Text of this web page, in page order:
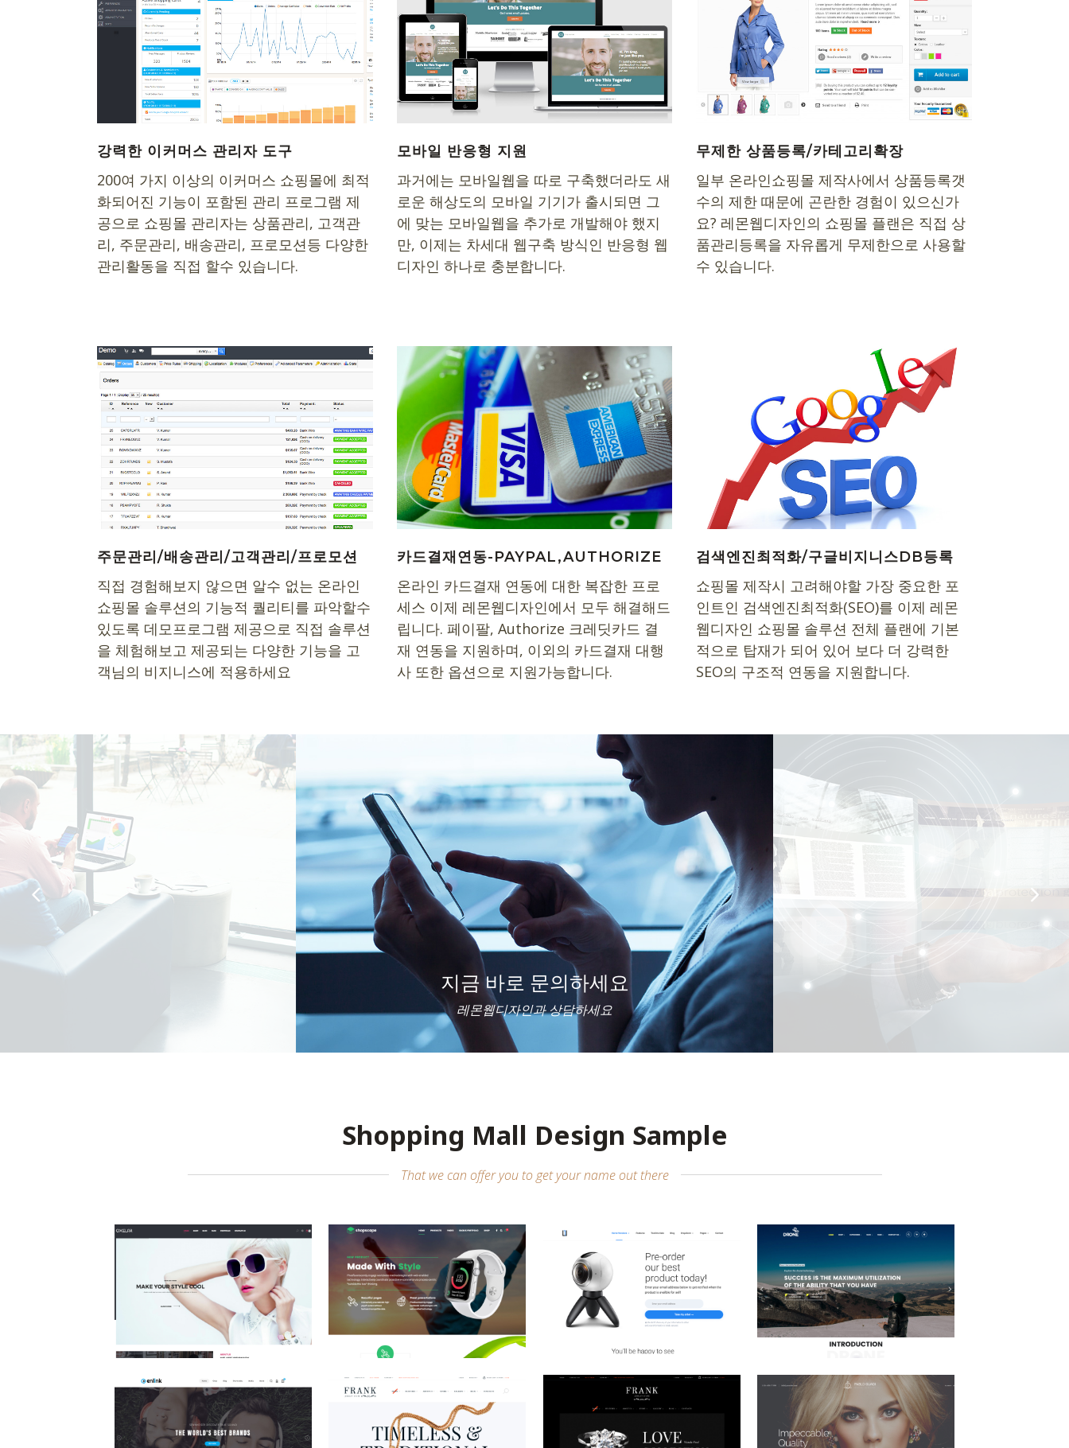
강력한 이커머스 관리자 도구
200여 가지 이상의 이커머스 쇼핑몰에 최적
화되어진 기능이 포함된 관리 프로그램 제
공으로 쇼핑몰 관리자는 상품관리, 고객관
리, 주문관리, 배송관리, 프로모션등 다양한
관리활동을 직접 할수 있습니다.
모바일 반응형 지원
과거에는 모바일웹을 따로 구축했더라도 새
로운 해상도의 모바일 기기가 출시되면 그
에 맞는 모바일웹을 추가로 개발해야 했지
만, 이제는 차세대 웹구축 방식인 반응형 웹
디자인 하나로 충분합니다.
무제한 상품등록/카테고리확장
일부 온라인쇼핑몰 제작사에서 상품등록갯
수의 제한 때문에 곤란한 경험이 있으신가
요? 레몬웹디자인의 쇼핑몰 플랜은 직접 상
품관리등록을 자유롭게 무제한으로 사용할
수 있습니다.
주문관리/배송관리/고객관리/프로모션
직접 경험해보지 않으면 알수 없는 온라인
쇼핑몰 솔루션의 기능적 퀄리티를 파악할수
있도록 데모프로그램 제공으로 직접 솔루션
을 체험해보고 제공되는 다양한 기능을 고
객님의 비지니스에 적용하세요
카드결재연동-PAYPAL,AUTHORIZE
온라인 카드결재 연동에 대한 복잡한 프로
세스 이제 레몬웹디자인에서 모두 해결해드
립니다. 페이팔, Authorize 크레딧카드 결
재 연동을 지원하며, 이외의 카드결재 대행
사 또한 옵션으로 지원가능합니다.
검색엔진최적화/구글비지니스DB등록
쇼핑몰 제작시 고려해야할 가장 중요한 포
인트인 검색엔진최적화(SEO)를 이제 레몬
웹디자인 쇼핑몰 솔루션 전체 플랜에 기본
적으로 탑재가 되어 있어 보다 더 강력한
SEO의 구조적 연동을 지원합니다.
지금 바로 문의하세요
레몬웹디자인과 상담하세요
Shopping Mall Design Sample
That we can offer you to get your name out there
Fashion Brand
E-Commerce Design / Website
Design / 패션 / 패션 / 패션
상품 브랜드
E-Commerce Design / Website
Design / 전자제품 / 회사/기업
/ 회사/기업 / 회사/기업
상품 브랜드
E-Commerce Design / Website
Design / 전자제품 / 회사/기업
/ 회사/기업 / 회사/기업
상품 브랜드
E-Commerce Design / Website
Design / 전자제품 / 회사/기업
/ 회사/기업 / 회사/기업
상품 브랜드
E-Commerce Design / Website
Jewelry Jewelry